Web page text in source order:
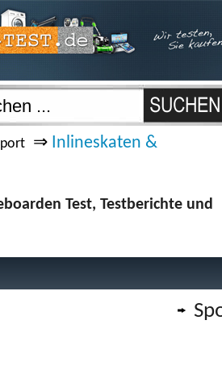
⇒ Inlineskaten &
Test, Testberichte und